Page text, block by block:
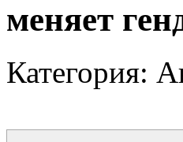
меняет
Категория: